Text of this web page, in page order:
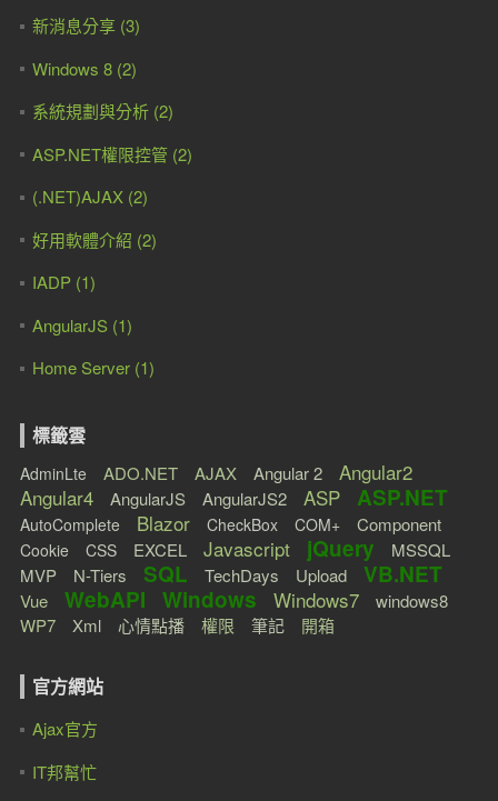
新消息分享 (3)
Windows 8 (2)
系統規劃與分析 (2)
ASP.NET權限控管 (2)
(.NET)AJAX (2)
好用軟體介紹 (2)
IADP (1)
AngularJS (1)
Home Server (1)
標籤雲
AdminLte ADO.NET AJAX Angular 2
Angular2
Angular4
AngularJS AngularJS2 ASP ASP.NET
AutoComplete Blazor CheckBox COM+ Component
Cookie CSS EXCEL Javascript jQuery
MSSQL
MVP
N-Tiers SQL TechDays Upload VB.NET
Vue WebAPI Windows Windows7
windows8
WP7
Xml 心情點播 權限 筆記 開箱
官方網站
Ajax官方
IT邦幫忙